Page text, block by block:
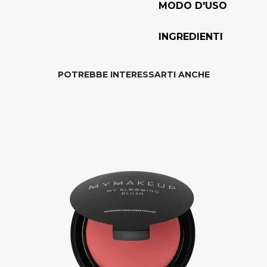
MODO D'USO
INGREDIENTI
POTREBBE INTERESSARTI ANCHE